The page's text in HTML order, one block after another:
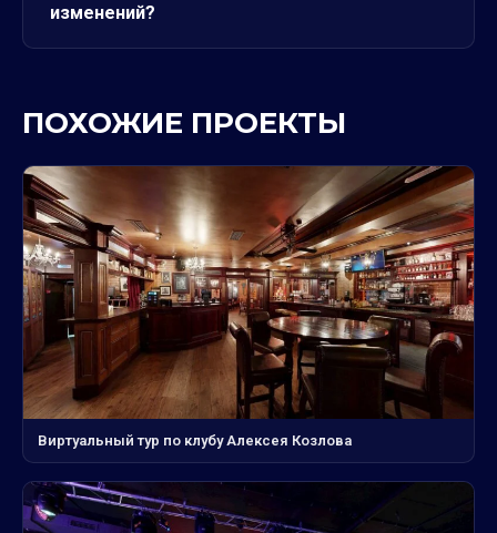
изменений?
ПОХОЖИЕ ПРОЕКТЫ
Виртуальный тур по клубу Алексея Козлова